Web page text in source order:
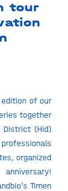
tour
of our
together
District (Hid)
organized
Timen